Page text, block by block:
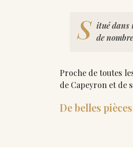
S itué dans
de
Proche de toutes
de Capeyron et de
De belles